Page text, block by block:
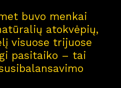
buvo menkai
atokvėpių,
visuose trijuose
pasitaiko – tai